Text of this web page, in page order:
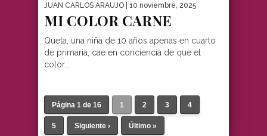
JUAN CARLOS ARAUJO | 10 noviembre, 2025
MI COLOR CARNE
Queta, una niña de 10 años apenas en cuarto
de primaria, cae en conciencia de que el
color...
Página 1 de 16 1 2 3 4
5 Siguiente › Último »